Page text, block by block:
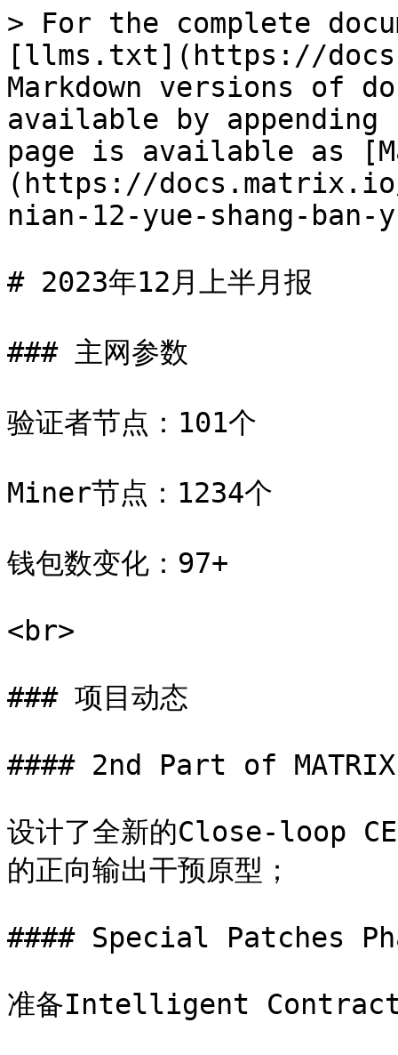
> For the complete
[llms.txt](https://
Markdown versions of
available by
page is available as
(https://
nian-12-yue-shang-ban-
# 2023年12月上半月报
### 主网参数
验证者节点：101个
Miner节点：1234个
钱包数变化：97+
<br>
### 项目动态
#### 2nd Part of
设计了全新的Close-loop
的正向输出干预原型；
#### Special Patches
准备Intelligent Contract